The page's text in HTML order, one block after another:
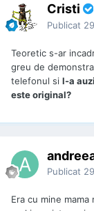
Cristi
Publicat
Teoretic s-ar
greu de
telefonul si l-a
este original?
Publicat
Era cu mine